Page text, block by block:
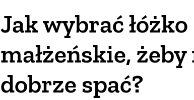
Jak wybrać łóżko
małżeńskie,
dobrze spać?